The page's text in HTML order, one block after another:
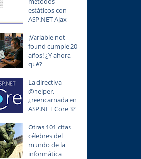
estáticos con
ASP.NET Ajax
¡Variable not
found cumple 20
años! ¿Y ahora,
qué?
La directiva
@helper,
¿reencarnada en
ASP.NET Core 3?
Otras 101 citas
célebres del
mundo de la
informática